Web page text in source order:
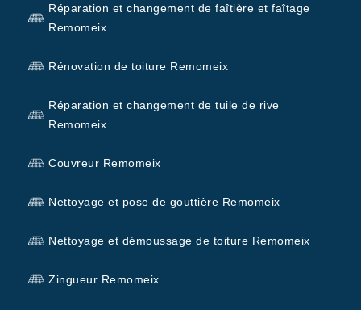
Réparation et changement de faîtière et faîtage
Remomeix
Rénovation de toiture Remomeix
Réparation et changement de tuile de rive
Remomeix
Couvreur Remomeix
Nettoyage et pose de gouttière Remomeix
Nettoyage et démoussage de toiture Remomeix
Zingueur Remomeix